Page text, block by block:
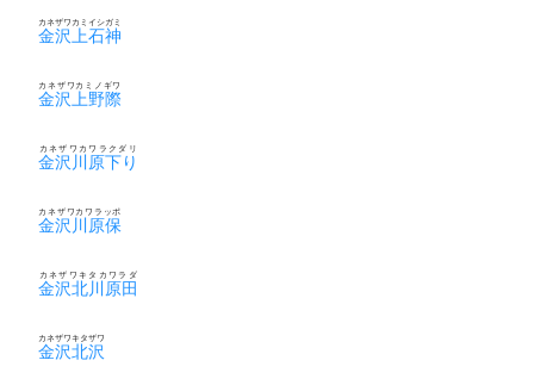
金沢上石神
カネザワカミイシガミ
金沢上野際
カネザワカミノギワ
金沢川原下り
カネザワカワラクダリ
金沢川原保
カネザワカワラッポ
金沢北川原田
カネザワキタカワラダ
金沢北沢
カネザワキタザワ